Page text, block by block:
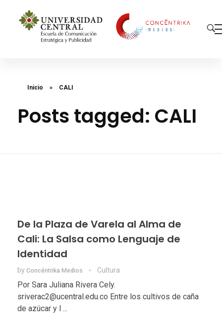
Inicio » CALI
Posts tagged: CALI
De la Plaza de Varela al Alma de
Cali: La Salsa como Lenguaje de
Identidad
by Concéntrika Medios Cultura
Por Sara Juliana Rivera Cely.
sriverac2@ucentral.edu.co Entre los cultivos de caña
de azúcar y l ...